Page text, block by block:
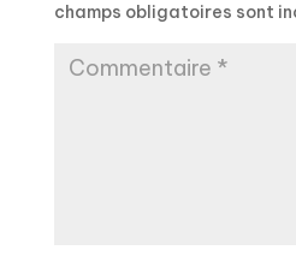
champs obligatoires sont